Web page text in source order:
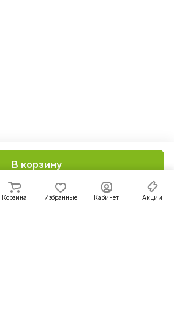
В корзину
Корзина Избранные Кабинет Акции